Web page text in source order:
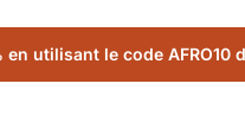
utilisant le code AFRO10